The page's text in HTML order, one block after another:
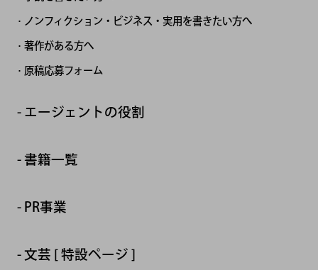
ノンフィクション・ビジネス・実用を書きたい方へ
著作がある方へ
原稿応募フォーム
エージェントの役割
書籍一覧
PR事業
文芸 [ 特設ページ ]